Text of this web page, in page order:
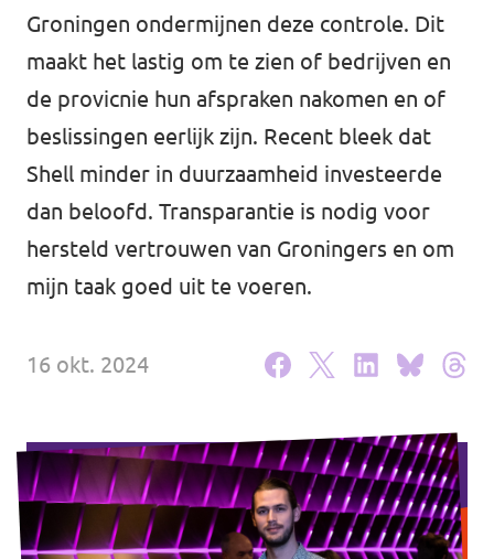
Agenda
Website gemeente Groningen
Website gemeente Eemsdelta
Website Provinciale Statenfractie
Groningen ondermijnen deze controle. Dit
maakt het lastig om te zien of bedrijven en
de provicnie hun afspraken nakomen en of
beslissingen eerlijk zijn. Recent bleek dat
Shell minder in duurzaamheid investeerde
dan beloofd. Transparantie is nodig voor
hersteld vertrouwen van Groningers en om
mijn taak goed uit te voeren.
16 okt. 2024